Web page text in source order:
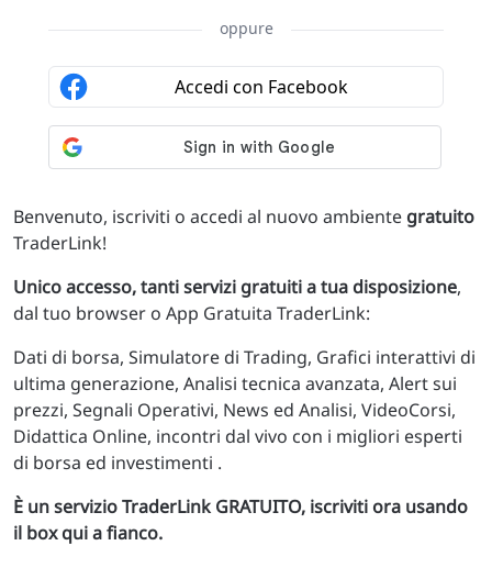
Benvenuto, iscriviti o accedi al nuovo ambiente gratuito
TraderLink!
Unico accesso, tanti servizi gratuiti a tua disposizione,
dal tuo browser o App Gratuita TraderLink:
Dati di borsa, Simulatore di Trading, Grafici interattivi di
ultima generazione, Analisi tecnica avanzata, Alert sui
prezzi, Segnali Operativi, News ed Analisi, VideoCorsi,
Didattica Online, incontri dal vivo con i migliori esperti
di borsa ed investimenti .
È un servizio TraderLink GRATUITO, iscriviti ora usando
il box qui a fianco.